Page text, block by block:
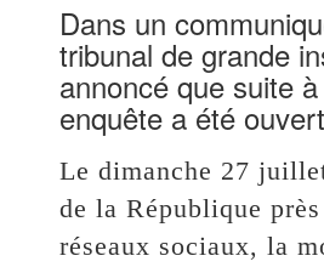
Dans un
tribunal de grande
annoncé que suite
enquête a été
Le dimanche 27
de la République
réseaux sociaux, la